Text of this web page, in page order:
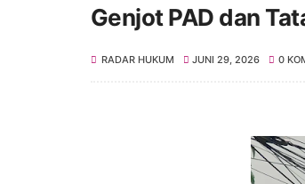
Genjot PAD dan
RADAR HUKUM JUNI 29, 2026 0